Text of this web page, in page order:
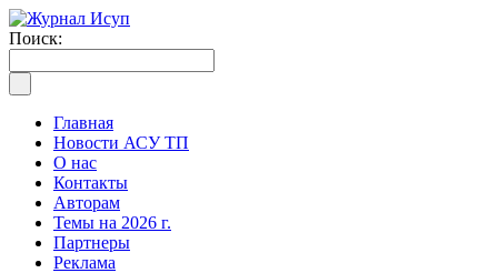
Поиск:
Главная
Новости АСУ ТП
О нас
Контакты
Авторам
Темы на 2026 г.
Партнеры
Реклама